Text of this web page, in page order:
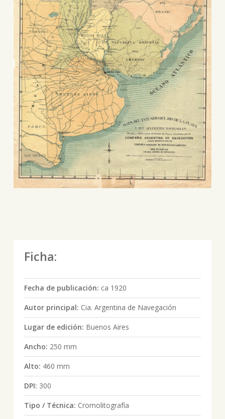
Ficha:
Fecha de publicación: ca 1920
Autor principal: Cia. Argentina de Navegación
Lugar de edición: Buenos Aires
Ancho: 250 mm
Alto: 460 mm
DPI: 300
Tipo / Técnica: Cromolitografía